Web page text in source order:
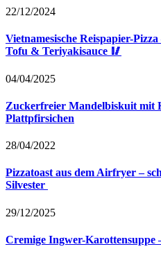
22/12/2024
Vietnamesische Reispapier-
Tofu & Teriyakisauce 🥢
04/04/2025
Zuckerfreier Mandelbiskuit mit
Plattpfirsichen
28/04/2022
Pizzatoast aus dem Airfryer –
Silvester
29/12/2025
Cremige Ingwer-Karottensuppe